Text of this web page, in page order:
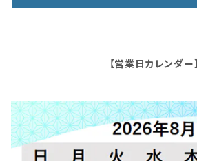
【営業日カレンダー】